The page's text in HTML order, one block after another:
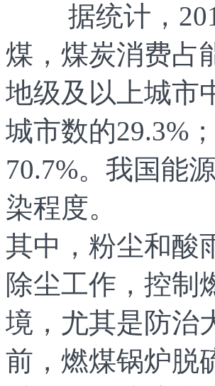
据统计，
煤，煤炭消费占
地级及以上城市
城市数的29.3%
70.7%。我国能
染程度。
其中，粉尘和酸
除尘工作，控制
境，尤其是防治
前，燃煤锅炉脱